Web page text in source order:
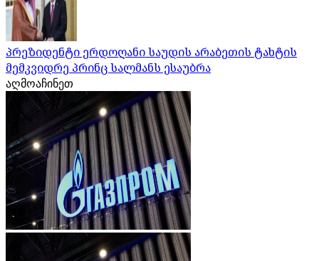
პრეზიდენტი ერდოღანი საუდის არაბეთის ტახტის
მემკვიდრე პრინც სალმანს ესაუბრა
აღმოაჩინეთ